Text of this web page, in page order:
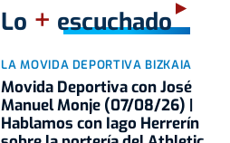
Lo + escuchado
LA MOVIDA DEPORTIVA BIZKAIA
Movida Deportiva con José
Manuel Monje (07/08/26) |
Hablamos con Iago Herrerín